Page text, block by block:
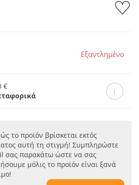
Εξαντλημένο
€
το προϊόν βρίσκεται εκτός
αυτή τη στιγμή! Συμπληρώστε
σας παρακάτω ώστε να σας
μόλις το προϊόν είναι ξανά